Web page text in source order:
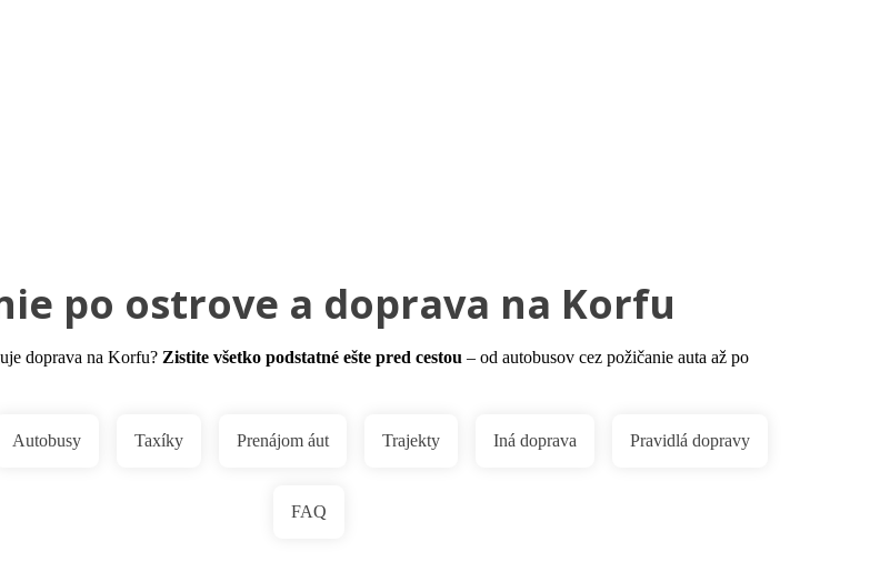
po ostrove a doprava na Korfu
doprava na Korfu? Zistite všetko podstatné ešte pred cestou – od autobusov cez požičanie auta až po
Autobusy Taxíky Prenájom áut Trajekty Iná doprava Pravidlá dopravy
FAQ